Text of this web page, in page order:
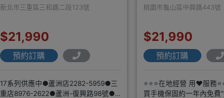
新北市三重區三和路二段123號
$21,990
預約訂購
17系列供應中●蘆洲店2282-5959●三
重店8976-2622●蘆洲-復興路98號●
桃園市龜山區中興路443號
$21,990
預約訂購
⭐⭐⭐在地經營 用❤️服務
買手機保固約一年內免費